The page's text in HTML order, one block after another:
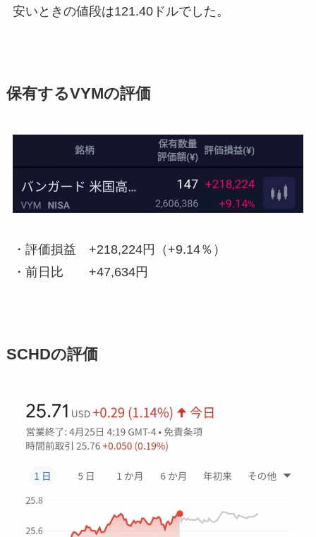
安いときの値段は121.40ドルでした。
保有するVYMの評価
・評価損益 +218,224円（+9.14％）
・前日比 +47,634円
SCHDの評価